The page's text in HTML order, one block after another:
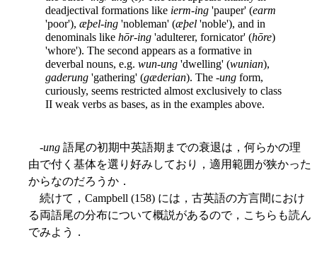
deadjectival formations like ierm-ing 'pauper' (earm
'poor'), æþel-ing 'nobleman' (æþel 'noble'), and in
denominals like hōr-ing 'adulterer, fornicator' (hōre)
'whore'). The second appears as a formative in
deverbal nouns, e.g. wun-ung 'dwelling' (wunian),
gaderung 'gathering' (gæderian). The -ung form,
curiously, seems restricted almost exclusively to class
II weak verbs as bases, as in the examples above.
-ung 語尾の初期中英語期までの衰退は，何らかの理
由で付く基体を選り好みしており，適用範囲が狭かった
からなのだろうか．
続けて，Campbell (158) には，古英語の方言間におけ
る両語尾の分布について概説があるので，こちらも読ん
でみよう．